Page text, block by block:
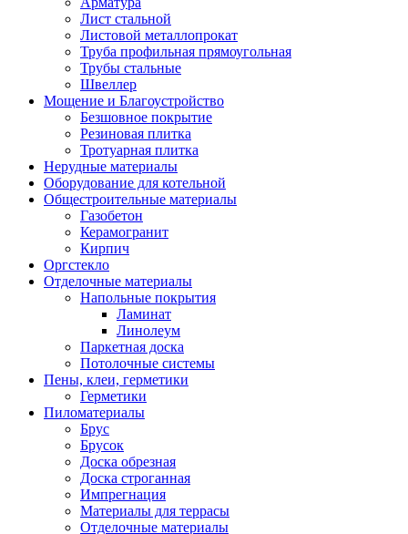
Лист стальной
Листовой металлопрокат
Труба профильная прямоугольная
Трубы стальные
Швеллер
Мощение и Благоустройство
Безшовное покрытие
Резиновая плитка
Тротуарная плитка
Нерудные материалы
Оборудование для котельной
Общестроительные материалы
Газобетон
Керамогранит
Кирпич
Оргстекло
Отделочные материалы
Напольные покрытия
Ламинат
Линолеум
Паркетная доска
Потолочные системы
Пены, клеи, герметики
Герметики
Пиломатериалы
Брус
Брусок
Доска обрезная
Доска строганная
Импрегнация
Материалы для террасы
Отделочные материалы